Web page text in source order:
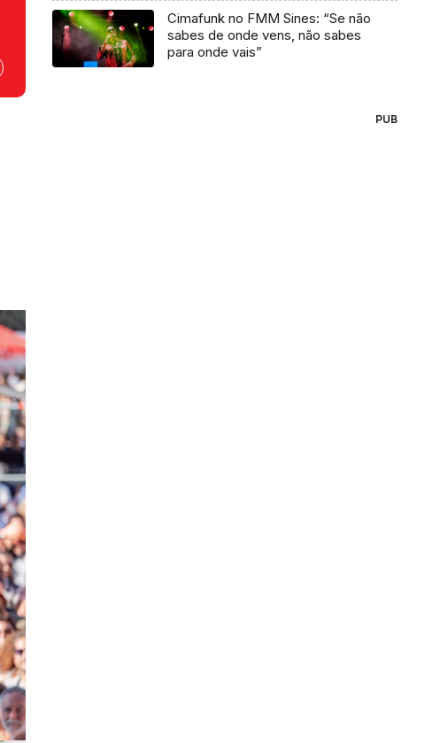
Cimafunk no FMM Sines: “Se não
sabes de onde vens, não sabes
para onde vais”
PUB